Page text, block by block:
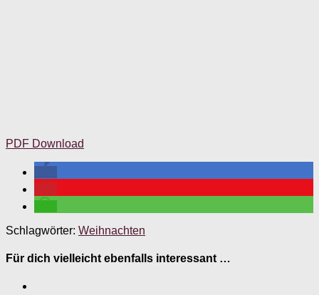
PDF Download
Schlagwörter: Weihnachten
Für dich vielleicht ebenfalls interessant …